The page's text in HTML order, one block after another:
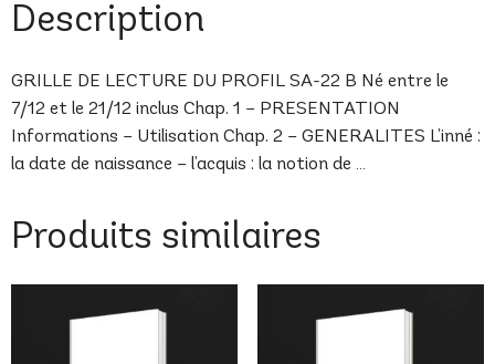
Description
GRILLE DE LECTURE DU PROFIL SA-22 B Né entre le
7/12 et le 21/12 inclus Chap. 1 – PRESENTATION
Informations – Utilisation Chap. 2 – GENERALITES L’inné :
la date de naissance – l’acquis : la notion de …
Produits similaires